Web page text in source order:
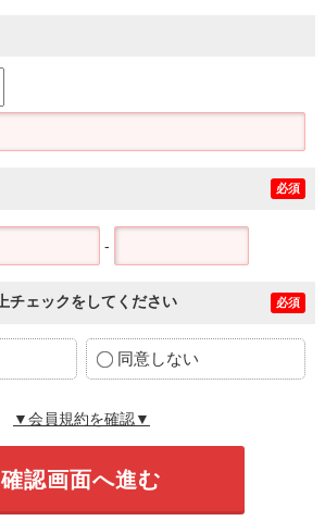
必須
-
チェックをしてください 必須
同意しない
▼会員規約を確認▼